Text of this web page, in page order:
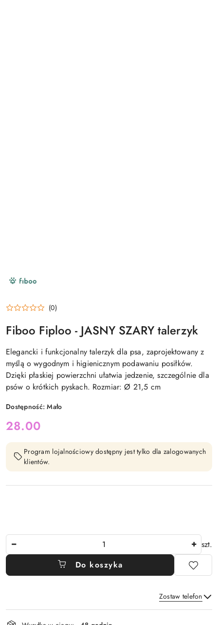
FIBOO
(0)
Fiboo Fiploo - JASNY SZARY talerzyk
Elegancki i funkcjonalny talerzyk dla psa, zaprojektowany z
myślą o wygodnym i higienicznym podawaniu posiłków.
Dzięki płaskiej powierzchni ułatwia jedzenie, szczególnie dla
psów o krótkich pyskach. Rozmiar: Ø 21,5 cm
Dostępność:Mało
cena:
28.00
Program lojalnościowy dostępny jest tylko dla zalogowanych
klientów.
szt.
Do koszyka
Zostaw telefon
Dostępność